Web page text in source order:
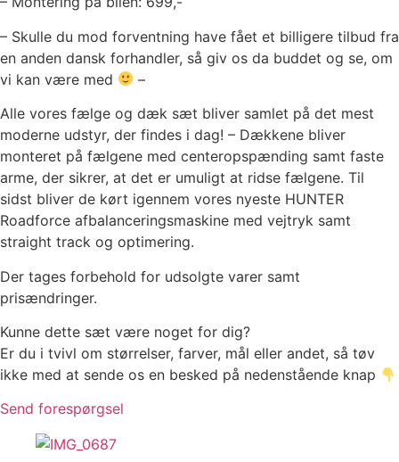
– Skulle du mod forventning have fået et billigere tilbud fra
en anden dansk forhandler, så giv os da buddet og se, om
vi kan være med
–
Alle vores fælge og dæk sæt bliver samlet på det mest
moderne udstyr, der findes i dag! – Dækkene bliver
monteret på fælgene med centeropspænding samt faste
arme, der sikrer, at det er umuligt at ridse fælgene. Til
sidst bliver de kørt igennem vores nyeste HUNTER
Roadforce afbalanceringsmaskine med vejtryk samt
straight track og optimering.
Der tages forbehold for udsolgte varer samt
prisændringer.
Kunne dette sæt være noget for dig?
Er du i tvivl om størrelser, farver, mål eller andet, så tøv
ikke med at sende os en besked på nedenstående knap
Send forespørgsel